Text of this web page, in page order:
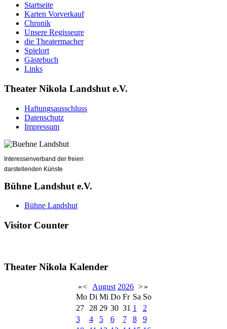
Startseite
Karten Vorverkauf
Chronik
Unsere Regisseure
die Theatermacher
Spielort
Gästebuch
Links
Theater Nikola Landshut e.V.
Haftungsausschluss
Datenschutz
Impressum
Interessenverband der freien
darstellenden Künste
Bühne Landshut e.V.
Bühne Landshut
Visitor Counter
Theater Nikola Kalender
«< August 2026 >»
Mo Di Mi Do Fr Sa So
27
28 29 30 31 1
2
3
4 5 6 7 8
9